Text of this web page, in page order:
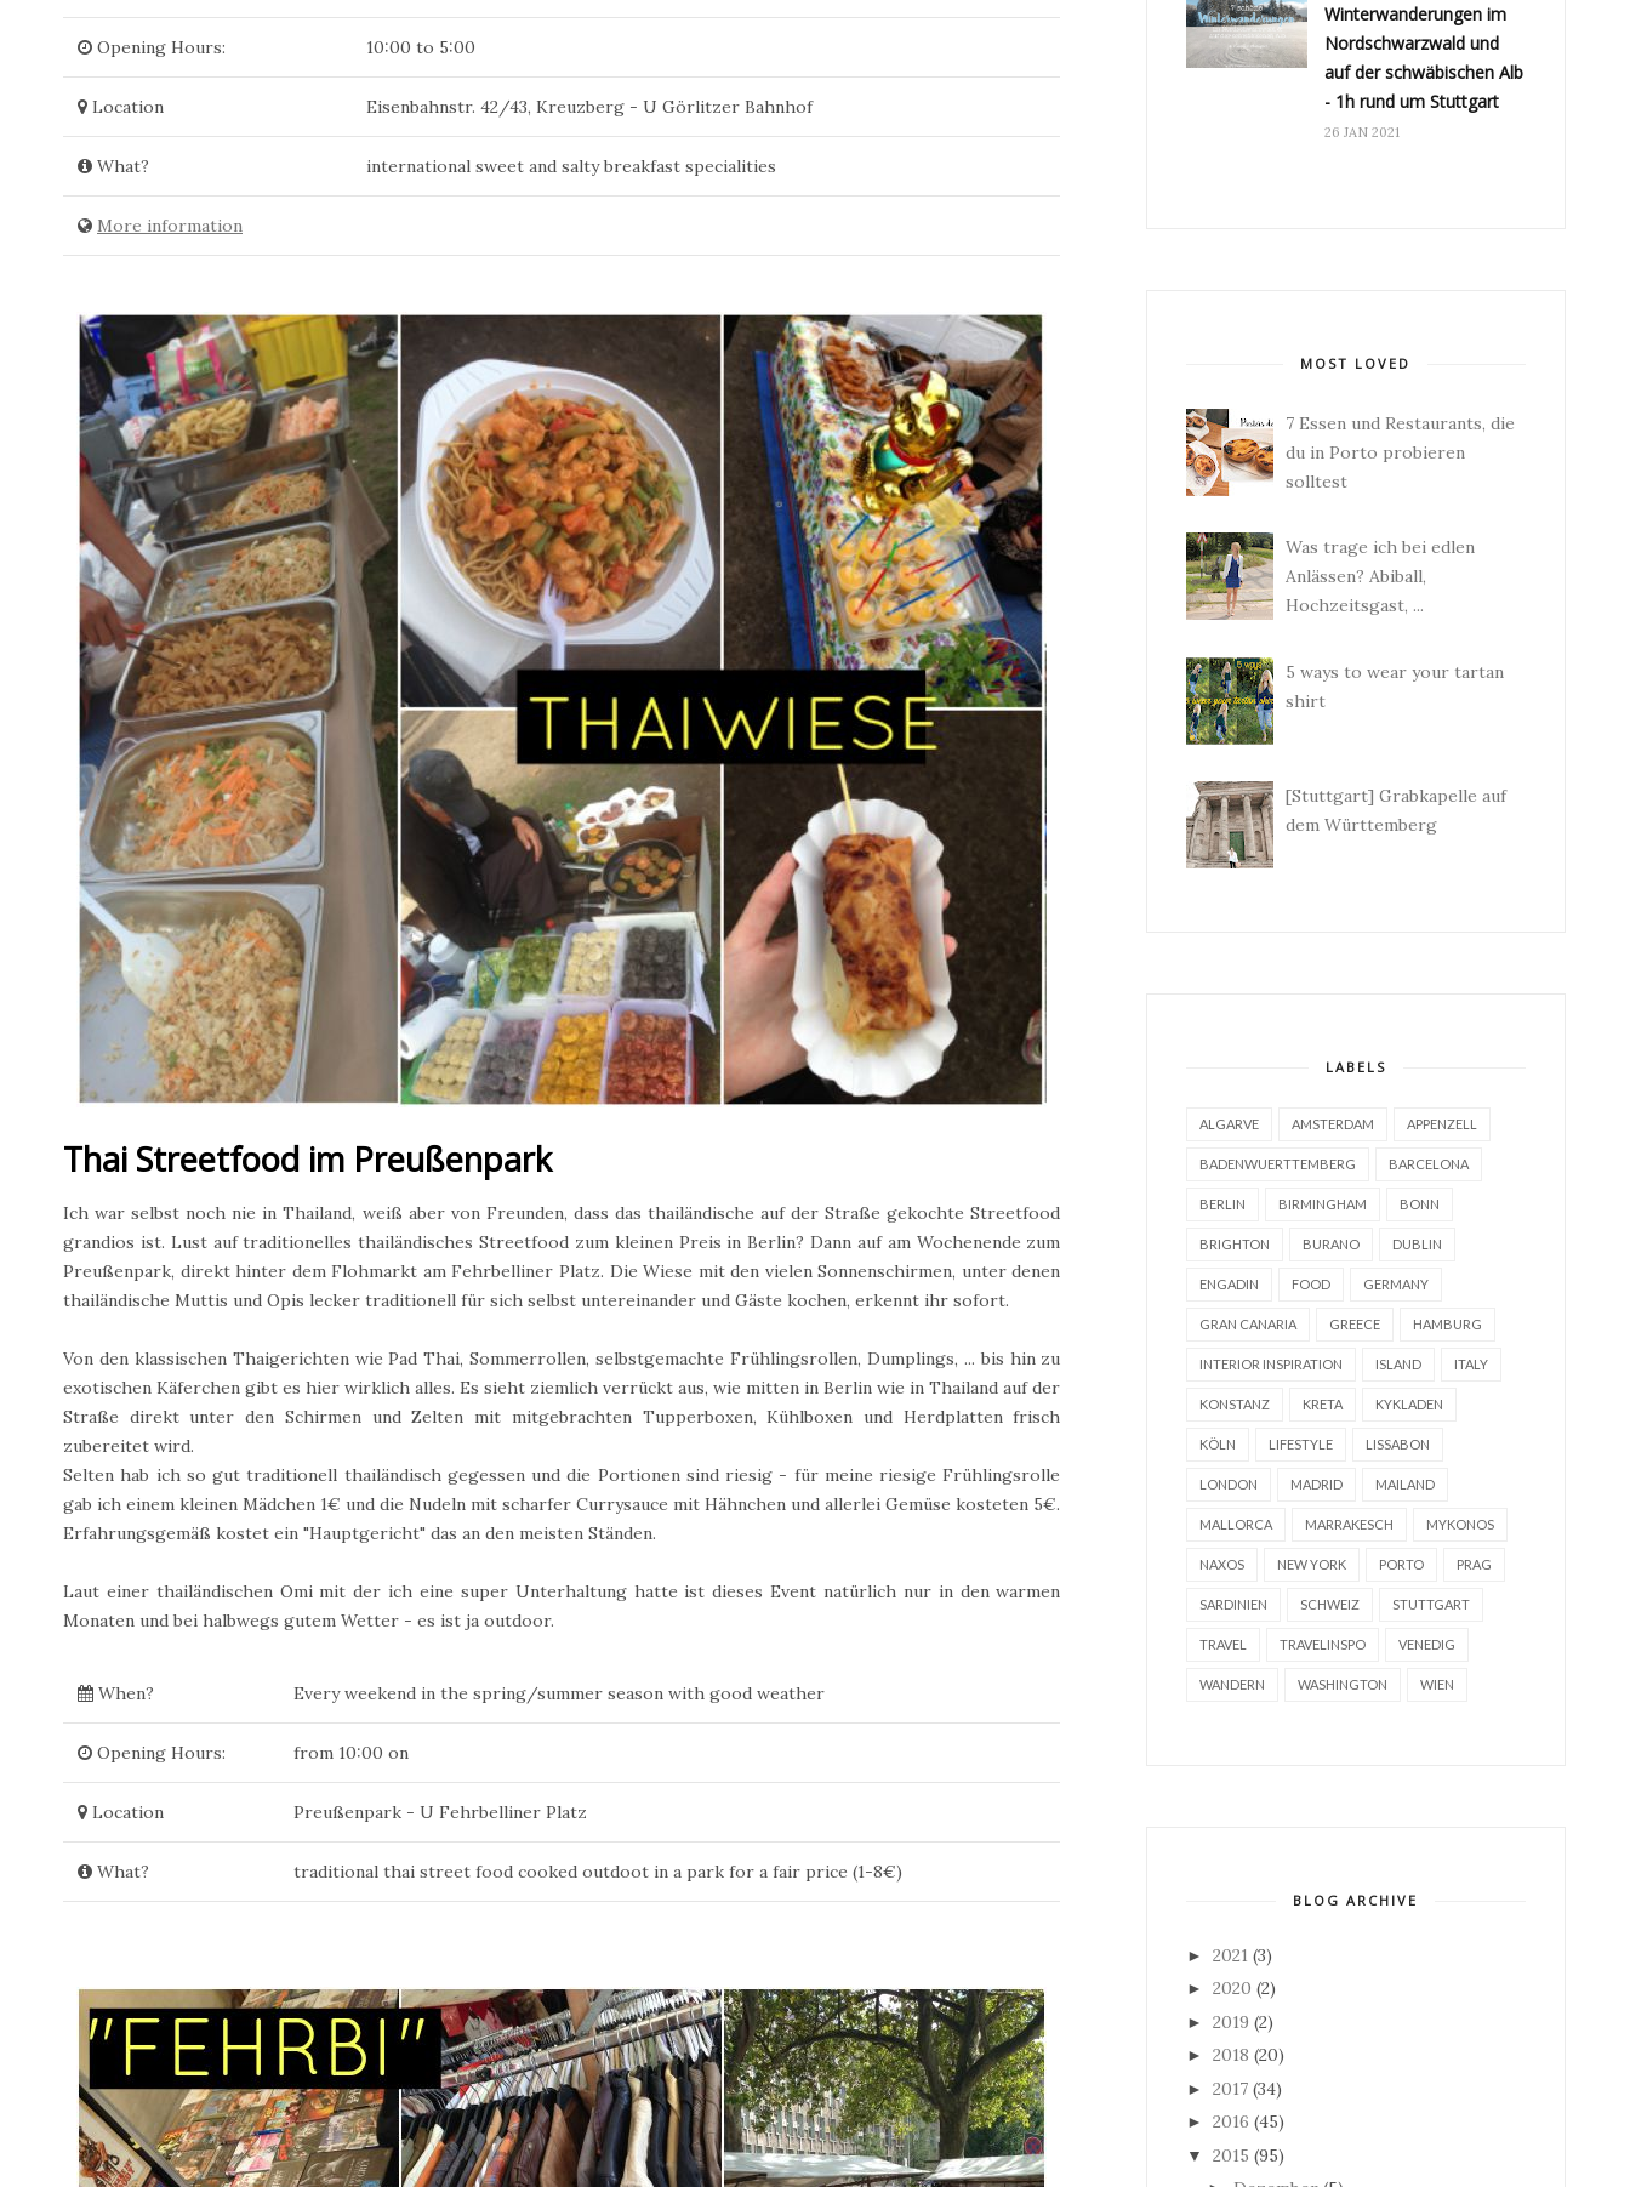
Opening Hours: 10:00 to 5:00
Location Eisenbahnstr. 42/43, Kreuzberg - U Görlitzer Bahnhof
What? international sweet and salty breakfast specialities
More information
Thai Streetfood im Preußenpark
Ich war selbst noch nie in Thailand, weiß aber von Freunden, dass das thailändische auf der Straße gekochte Streetfood
grandios ist. Lust auf traditionelles thailändisches Streetfood zum kleinen Preis in Berlin? Dann auf am Wochenende zum
Preußenpark, direkt hinter dem Flohmarkt am Fehrbelliner Platz. Die Wiese mit den vielen Sonnenschirmen, unter denen
thailändische Muttis und Opis lecker traditionell für sich selbst untereinander und Gäste kochen, erkennt ihr sofort.
Von den klassischen Thaigerichten wie Pad Thai, Sommerrollen, selbstgemachte Frühlingsrollen, Dumplings, ... bis hin zu
exotischen Käferchen gibt es hier wirklich alles. Es sieht ziemlich verrückt aus, wie mitten in Berlin wie in Thailand auf der
Straße direkt unter den Schirmen und Zelten mit mitgebrachten Tupperboxen, Kühlboxen und Herdplatten frisch
zubereitet wird.
Selten hab ich so gut traditionell thailändisch gegessen und die Portionen sind riesig - für meine riesige Frühlingsrolle
gab ich einem kleinen Mädchen 1€ und die Nudeln mit scharfer Currysauce mit Hähnchen und allerlei Gemüse kosteten 5€.
Erfahrungsgemäß kostet ein "Hauptgericht" das an den meisten Ständen.
Laut einer thailändischen Omi mit der ich eine super Unterhaltung hatte ist dieses Event natürlich nur in den warmen
Monaten und bei halbwegs gutem Wetter - es ist ja outdoor.
When? Every weekend in the spring/summer season with good weather
Opening Hours: from 10:00 on
Location Preußenpark - U Fehrbelliner Platz
What? traditional thai street food cooked outdoot in a park for a fair price (1-8€)
Winterwanderungen im
Nordschwarzwald und
auf der schwäbischen Alb
- 1h rund um Stuttgart
26 JAN 2021
MOST LOVED
7 Essen und Restaurants, die
du in Porto probieren
solltest
Was trage ich bei edlen
Anlässen? Abiball,
Hochzeitsgast, ...
5 ways to wear your tartan
shirt
[Stuttgart] Grabkapelle auf
dem Württemberg
LABELS
ALGARVE AMSTERDAM APPENZELL
BADENWUERTTEMBERG BARCELONA
BERLIN BIRMINGHAM BONN
BRIGHTON BURANO DUBLIN
ENGADIN FOOD GERMANY
GRAN CANARIA GREECE HAMBURG
INTERIOR INSPIRATION ISLAND ITALY
KONSTANZ KRETA KYKLADEN
KÖLN LIFESTYLE LISSABON
LONDON MADRID MAILAND
MALLORCA MARRAKESCH MYKONOS
NAXOS NEW YORK PORTO PRAG
SARDINIEN SCHWEIZ STUTTGART
TRAVEL TRAVELINSPO VENEDIG
WANDERN WASHINGTON WIEN
BLOG ARCHIVE
► 2021 (3)
► 2020 (2)
► 2019 (2)
► 2018 (20)
► 2017 (34)
► 2016 (45)
▼ 2015 (95)